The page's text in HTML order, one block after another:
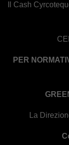
Il Cash
PER
La